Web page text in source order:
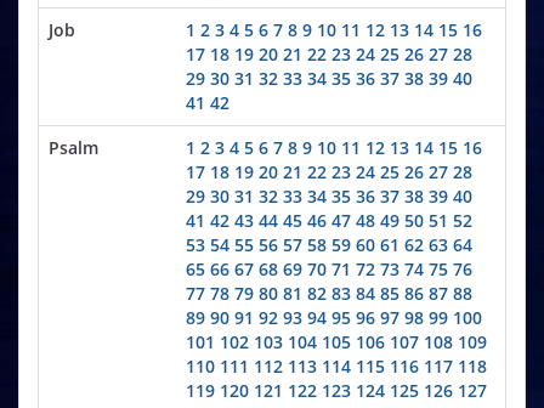
Job
1 2 3 4 5 6 7 8 9 10 11 12 13 14 15 16
17 18 19 20 21 22 23 24 25 26 27 28
29 30 31 32 33 34 35 36 37 38 39 40
41 42
Psalm
1 2 3 4 5 6 7 8 9 10 11 12 13 14 15 16
17 18 19 20 21 22 23 24 25 26 27 28
29 30 31 32 33 34 35 36 37 38 39 40
41 42 43 44 45 46 47 48 49 50 51 52
53 54 55 56 57 58 59 60 61 62 63 64
65 66 67 68 69 70 71 72 73 74 75 76
77 78 79 80 81 82 83 84 85 86 87 88
89 90 91 92 93 94 95 96 97 98 99 100
101 102 103 104 105 106 107 108 109
110 111 112 113 114 115 116 117 118
119 120 121 122 123 124 125 126 127